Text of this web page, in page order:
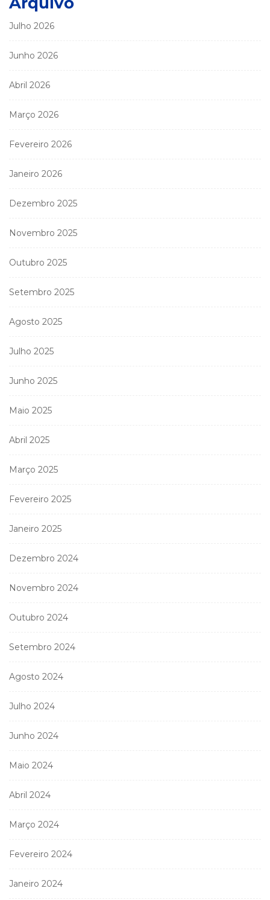
Julho 2026
Junho 2026
Abril 2026
Março 2026
Fevereiro 2026
Janeiro 2026
Dezembro 2025
Novembro 2025
Outubro 2025
Setembro 2025
Agosto 2025
Julho 2025
Junho 2025
Maio 2025
Abril 2025
Março 2025
Fevereiro 2025
Janeiro 2025
Dezembro 2024
Novembro 2024
Outubro 2024
Setembro 2024
Agosto 2024
Julho 2024
Junho 2024
Maio 2024
Abril 2024
Março 2024
Fevereiro 2024
Janeiro 2024